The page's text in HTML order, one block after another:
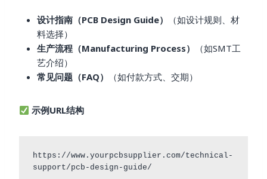
设计指南（PCB Design Guide）
（如设计规则、材
料选择）
生产流程（Manufacturing Process）
（如SMT工
艺介绍）
常见问题（FAQ）
（如付款方式、交期）
示例URL结构
https://www.yourpcbsupplier.com/technical-